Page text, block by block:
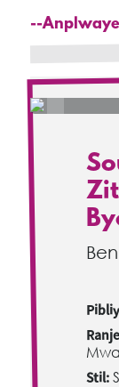
--
Stil: